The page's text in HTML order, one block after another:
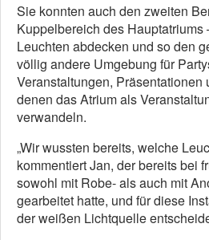
Sie konnten auch den zweiten
Kuppelbereich des Hauptatriums
Leuchten abdecken und so den
völlig andere Umgebung für
Veranstaltungen, Präsentationen
denen das Atrium als
verwandeln.
„Wir wussten bereits, welche
kommentiert Jan, der bereits bei
sowohl mit Robe- als auch mit
gearbeitet hatte, und für diese
der weißen Lichtquelle